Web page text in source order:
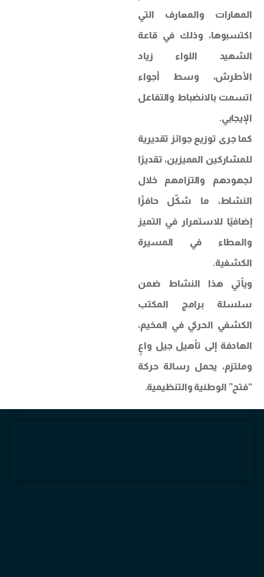
المهارات والمعارف التي
اكتسبوها، وذلك في قاعة
الشهيد اللواء زياد
الأطرش، وسط أجواء
اتسمت بالانضباط والتفاعل
الإيجابي.
كما جرى توزيع جوائز تقديرية
للمشاركين المميزين، تقديرًا
لجهودهم والتزامهم خلال
النشاط، ما شكّل حافزًا
إضافيًا للاستمرار في التميز
والعطاء في المسيرة
الكشفية.
ويأتي هذا النشاط ضمن
سلسلة برامج المكتب
الكشفي الحركي في المخيم،
الهادفة إلى تأهيل جيل واعٍ
وملتزم، يحمل رسالة حركة
“فتح” الوطنية والتنظيمية.